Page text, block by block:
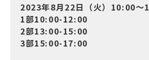
2023年8月22日（火）10:00～
1部10:00-12:00
2部13:00-15:00
3部15:00-17:00